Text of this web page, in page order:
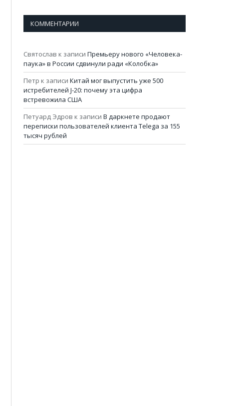
КОММЕНТАРИИ
Святослав к записи Премьеру нового «Человека-
паука» в России сдвинули ради «Колобка»
Петр к записи Китай мог выпустить уже 500
истребителей J-20: почему эта цифра
встревожила США
Петуард Эдров к записи В даркнете продают
переписки пользователей клиента Telega за 155
тысяч рублей